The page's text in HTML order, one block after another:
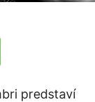
predstaví